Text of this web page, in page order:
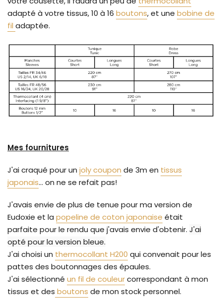
adapté à votre tissus, 10 à 16 boutons, et une bobine de
fil adaptée.
Mes fournitures
J'ai craqué pour un joly coupon de 3m en tissus
japonais... on ne se refait pas!
J'avais envie de plus de tenue pour ma version de
Eudoxie et la popeline de coton japonaise était
parfaite pour le rendu que j'avais envie d'obtenir. J'ai
opté pour la version bleue.
J'ai choisi un thermocollant H200 qui convenait pour les
pattes des boutonnages des épaules.
J'ai sélectionné un fil de couleurcorrespondant à mon
tissus et des boutons de mon stock personnel.